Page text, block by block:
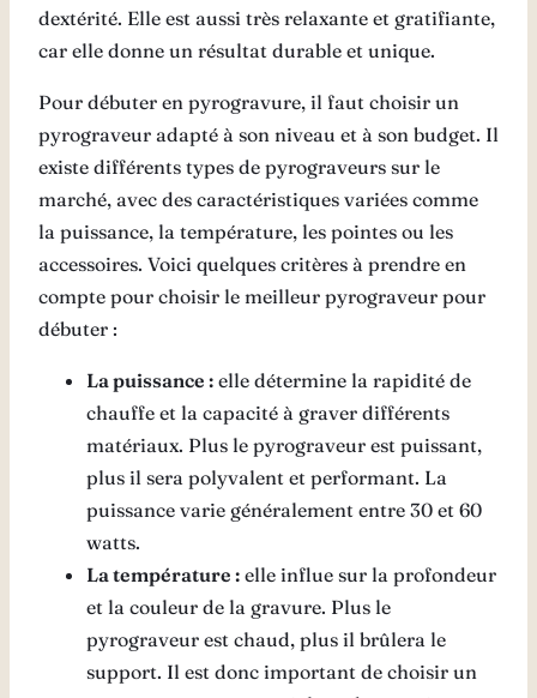
dextérité. Elle est aussi très relaxante et gratifiante,
car elle donne un résultat durable et unique.
Pour débuter en pyrogravure, il faut choisir un
pyrograveur adapté à son niveau et à son budget. Il
existe différents types de pyrograveurs sur le
marché, avec des caractéristiques variées comme
la puissance, la température, les pointes ou les
accessoires. Voici quelques critères à prendre en
compte pour choisir le meilleur pyrograveur pour
débuter :
La puissance : elle détermine la rapidité de
chauffe et la capacité à graver différents
matériaux. Plus le pyrograveur est puissant,
plus il sera polyvalent et performant. La
puissance varie généralement entre 30 et 60
watts.
La température : elle influe sur la profondeur
et la couleur de la gravure. Plus le
pyrograveur est chaud, plus il brûlera le
support. Il est donc important de choisir un